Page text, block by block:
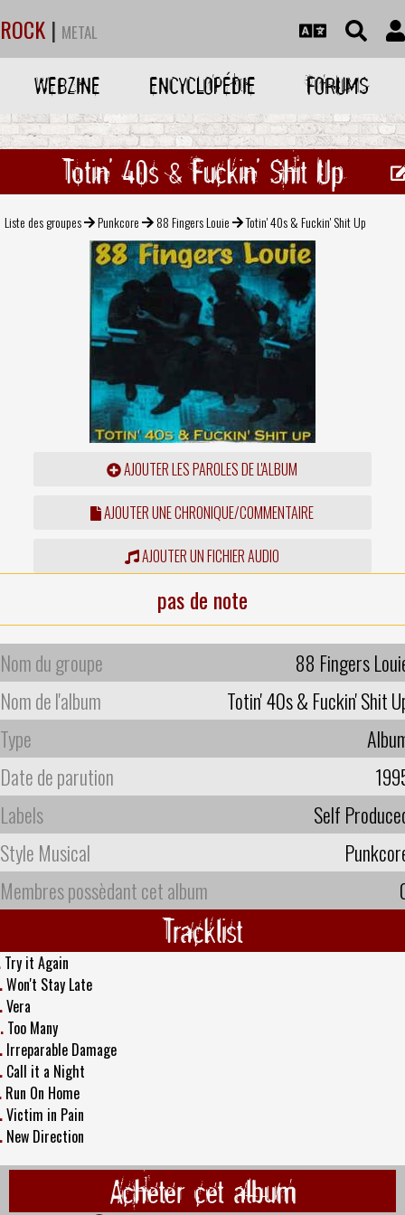
ROCK | METAL
WEBZINE ENCYCLOPÉDIE FORUMS
Totin' 40s & Fuckin' Shit Up
Liste des groupes Punkcore 88 Fingers Louie Totin' 40s & Fuckin' Shit Up
AJOUTER LES PAROLES DE L'ALBUM
AJOUTER UNE CHRONIQUE/COMMENTAIRE
AJOUTER UN FICHIER AUDIO
pas de note
Nom du groupe
88 Fingers
Nom de l'album
Totin' 40s & Fuckin' Shit
Type
Date de parution
Labels
Self
Style Musical
Membres possèdant cet album
Tracklist
Try it Again
Won't Stay Late
Vera
Too Many
Irreparable Damage
Call it a Night
Run On Home
Victim in Pain
New Direction
Acheter cet album